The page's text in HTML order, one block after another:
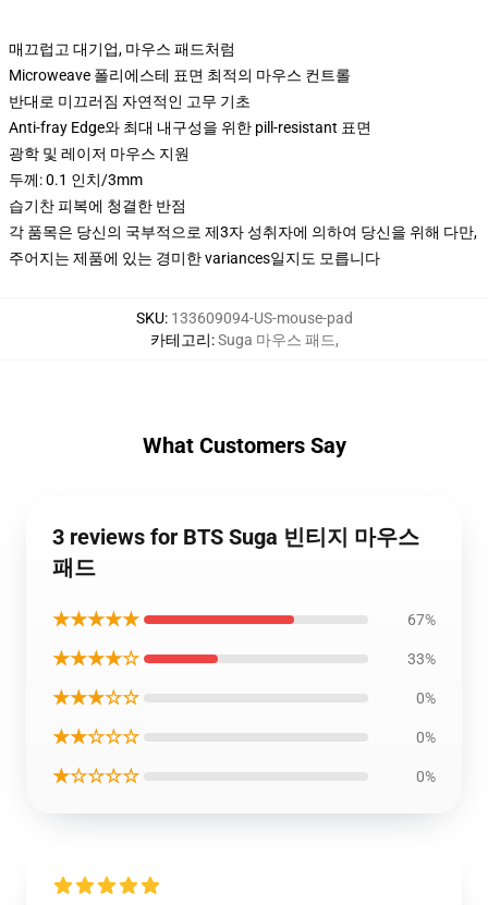
매끄럽고 대기업, 마우스 패드처럼
Microweave 폴리에스테 표면 최적의 마우스 컨트롤
반대로 미끄러짐 자연적인 고무 기초
Anti-fray Edge와 최대 내구성을 위한 pill-resistant 표면
광학 및 레이저 마우스 지원
두께: 0.1 인치/3mm
습기찬 피복에 청결한 반점
각 품목은 당신의 국부적으로 제3자 성취자에 의하여 당신을 위해 다만,
주어지는 제품에 있는 경미한 variances일지도 모릅니다
SKU: 133609094-US-mouse-pad
카테고리:Suga 마우스 패드,
What Customers Say
3 reviews for BTS Suga 빈티지 마우스
패드
★★★★★ 67%
★★★★☆ 33%
★★★☆☆ 0%
★★☆☆☆ 0%
★☆☆☆☆ 0%